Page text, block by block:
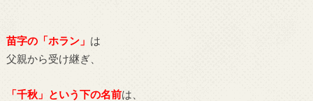
苗字の「ホラン」 は
父親から受け継ぎ、
「千秋」という下の名前は、